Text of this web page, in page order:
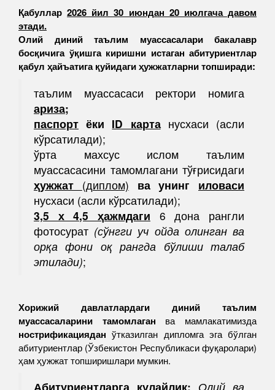
Қабуллар 2026 йил 30 июндан 20 июлгача давом
этади.
Олий диний таълим муассасалари бакалавр
босқичига ўқишга киришни истаган абитуриентлар
қабул ҳайъатига қуйидаги ҳужжатларни топширади:
таълим муассасаси ректори номига
ариза;
паспорт ёки ID картанусхаси (асли
кўрсатилади);
ўрта махсус ислом таълим
муассасасини тамомлагани тўғрисидаги
ҳужжат (диплом) ва унинг иловаси
нусхаси (асли кўрсатилади);
3,5 х 4,5 ҳажмдаги 6 дона рангли
фотосурат (сўнгги уч ойда олинган ва
орқа фони оқ рангда бўлиши талаб
этилади);
Хорижий давлатлардаги диний таълим
муассасаларини тамомлаган ва мамлакатимизда
нострификациядан ўтказилган дипломга эга бўлган
абитуриентлар (Ўзбекистон Республикаси фуқаролари)
ҳам ҳужжат топширишлари мумкин.
Абитуриентларга қулайлик: Олий ва